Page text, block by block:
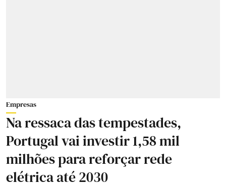
Empresas
Na ressaca das tempestades,
Portugal vai investir 1,58 mil
milhões para reforçar rede
elétrica até 2030